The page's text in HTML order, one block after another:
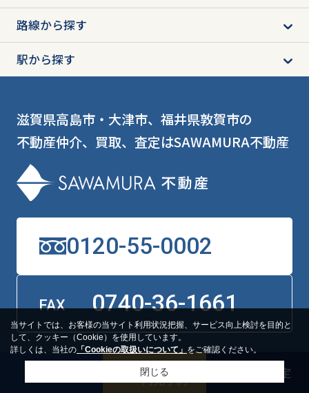
路線から探す
駅から探す
滋賀県高島市・大津市、福井県敦賀市の
不動産仲介、買取、査定はSAWAMURA不動産
0120-55-0002
FAX 0740-36-1661
ホーム
新築一戸建て
中古一戸建て
当サイトでは、お客様の当サイト利用状況把握、サービス向上検討を目的と
して、クッキー（Cookie）を使用しています。
詳しくは、当社の 「Cookieの取扱いについて」をご確認ください。
閉じる